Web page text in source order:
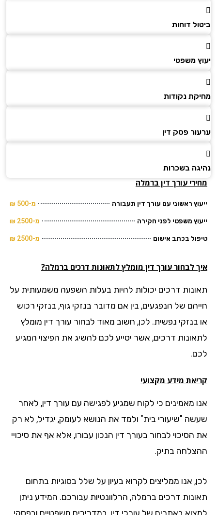
דוחות
משפטי
נקודות
פסק דין
בשכרות
עורך דין ברמלה
ראשוני עם עורך דין תעבורה מ-500 ₪
משפטי לפני חקירה מ-2500 ₪
בכתב אישום מ-2500 ₪
לבחור עורך דין מומלץ לתאונות דרכים ברמלה?
דרכים יכולות להיות בעלות השפעה משמעותית על
של הנפגעים, בין אם מדובר בנזקי גוף, בנזקי רכוש
בנזקי נפשית. לכן, חשוב מאוד לבחור עורך דין מומלץ
דרכים, אשר יסייע לכם להשיג את הפיצוי המגיע
מידע מקצועי
מאמינים כי לקוח שמגיע לפגישה עם עורך דין, לאחר
"שיעורי בית" ולמד את הנושא לעומק, יגדיל, לא רק
הסיכוי לבחור בעורך דין הנכון עבורו, אלא אף את סיכויי
בתיק.
אנו ממליצים לקרוא בעיון על שלל בסוגיות בתחום
דרכים ברמלה, הרלוונטיות עבורכם. המידע ניתן
באתרים של עורכי דין, במדריכים משפטיים ובפסקי